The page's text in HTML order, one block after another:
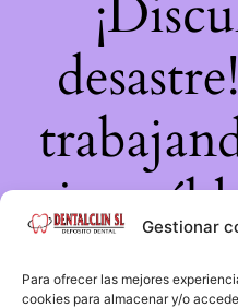
Gestionar
Para ofrecer las mejores
cookies para almacenar y/o